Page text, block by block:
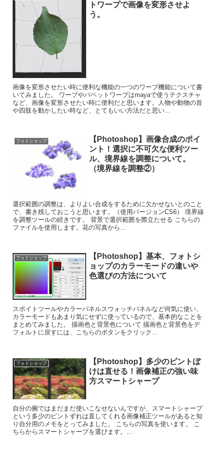
トワープで画像を変形させよ
う。
画像を変形させたい時に便利な機能の一つのワープ機能について書
いてみました。 ワープやパペットワープはmayaで使うテクスチャ
など、画像を変形させたい時に便利だと思います。人物や動物の首
や四肢を動かしたい時など、とてもいい方法だと思い...
フォトショップ
【Photoshop】画像合成のポイ
ント！選択に不可欠な便利ツー
ル、境界線を調整について。
（境界線を調整②）
選択範囲の調整は、よりよい合成をするために欠かせないとのこと
で、書き残しておこうと思います。（使用バージョンCS6） 境界線
を調整ツールの続きです。 背景で選択範囲を際立たせる こちらの
ファイルを使用します。花の写真から...
フォトショップ
【Photoshop】基本、フォトシ
ョップのカラーモードの違いや
色選びの方法について
スポイトツールやカラーパネルスウォッチパネルなど何気に使い、
カラーモードもあまり気にせずに使っているので、基本的なことを
まとめてみました。 描画色と背景色について 描画色と背景色をデ
フォルトに戻すには、こちらのボタンをクリック...
フォトショップ
【Photoshop】多少のピントぼ
けは直せる！画像補正の強い味
方スマートシャープ
自分の腕ではまだまだ使いこなせないんですが、スマートシャープ
という多少のピントずれは直してくれる画像補正ツールがあると知
り自分用のメモをとってみました。 こちらの写真を使います。 こ
ちらからスマートシャープを選びます。...